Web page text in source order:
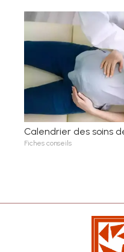
Calendrier des soins
Fiches conseils